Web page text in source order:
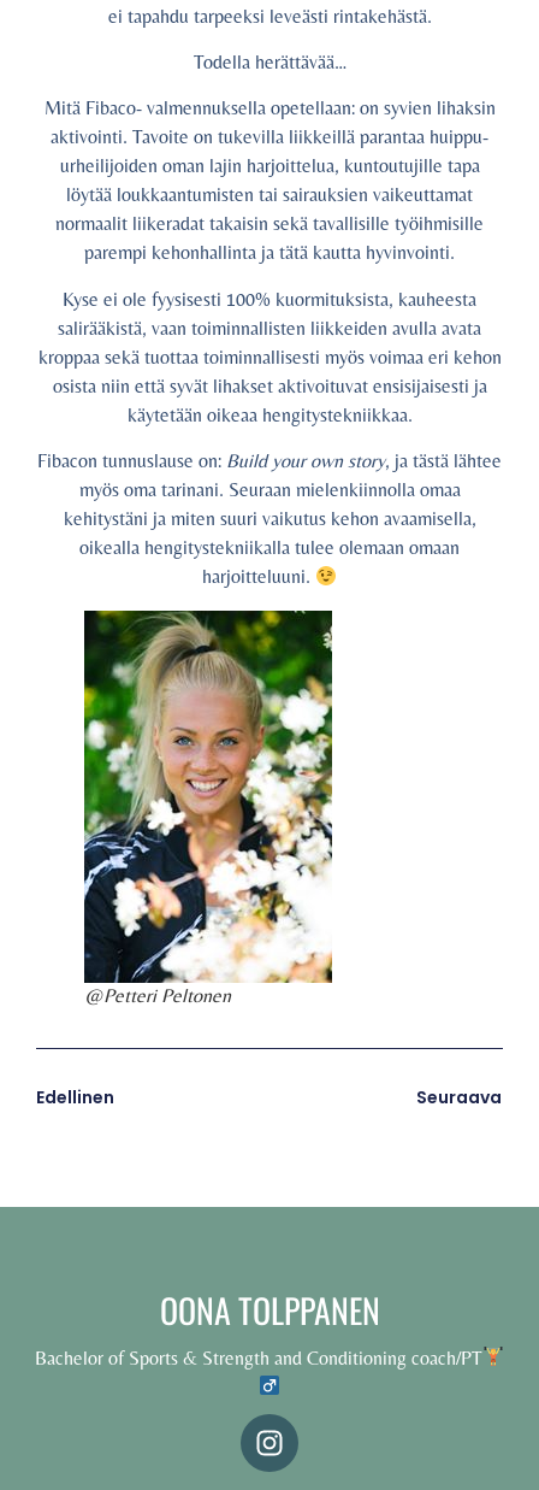
ei tapahdu tarpeeksi leveästi rintakehästä.
Todella herättävää…
Mitä Fibaco- valmennuksella opetellaan: on syvien lihaksin
aktivointi. Tavoite on tukevilla liikkeillä parantaa huippu-
urheilijoiden oman lajin harjoittelua, kuntoutujille tapa
löytää loukkaantumisten tai sairauksien vaikeuttamat
normaalit liikeradat takaisin sekä tavallisille työihmisille
parempi kehonhallinta ja tätä kautta hyvinvointi.
Kyse ei ole fyysisesti 100% kuormituksista, kauheesta
salirääkistä, vaan toiminnallisten liikkeiden avulla avata
kroppaa sekä tuottaa toiminnallisesti myös voimaa eri kehon
osista niin että syvät lihakset aktivoituvat ensisijaisesti ja
käytetään oikeaa hengitystekniikkaa.
Fibacon tunnuslause on: Build your own story, ja tästä lähtee
myös oma tarinani. Seuraan mielenkiinnolla omaa
kehitystäni ja miten suuri vaikutus kehon avaamisella,
oikealla hengitystekniikalla tulee olemaan omaan
harjoitteluuni.
@Petteri Peltonen
Edellinen Seuraava
OONA TOLPPANEN
Bachelor of Sports & Strength and Conditioning coach/PT